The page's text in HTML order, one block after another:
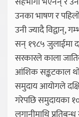
उनका भाषण र पहिलो
उनी ज्यादै विद्वान्,
सन् १९८५ जुलाईमा
सरकारले काला
आंशिक सङ्कटकाल
समुदाय आयोगले
गरेपछि समुदायका